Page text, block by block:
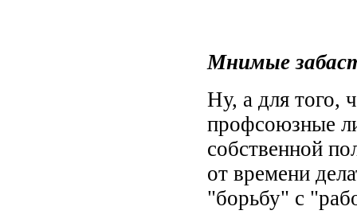
Мнимые
Ну, а для того,
профсоюзные
собственной
от времени
"борьбу" с